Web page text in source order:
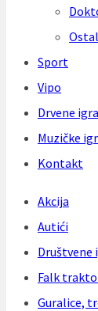
Sport
Vipo
Drvene
Muzičke
Kontakt
Akcija
Autići
Društvene
Falk
Guralice,